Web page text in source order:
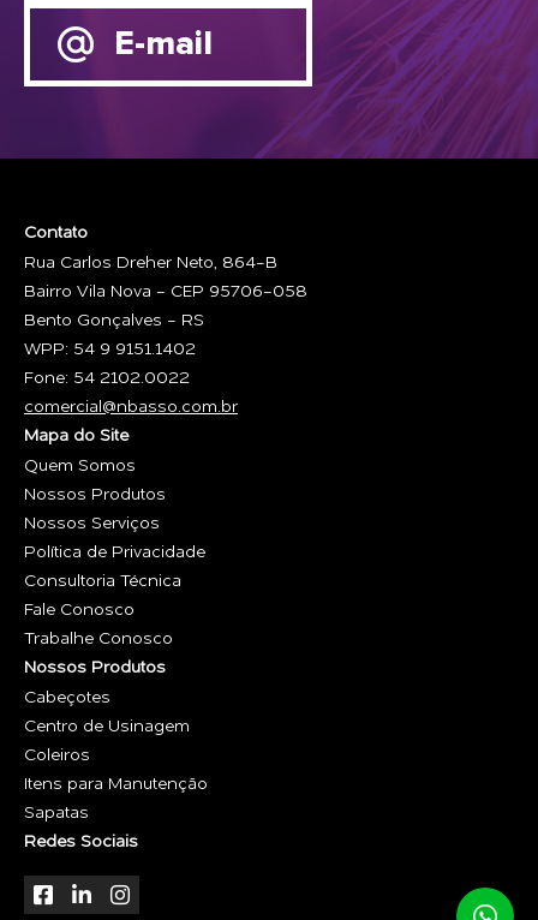
E-mail
Contato
Rua Carlos Dreher Neto, 864-B
Bairro Vila Nova - CEP 95706-058
Bento Gonçalves - RS
WPP: 54 9 9151.1402
Fone: 54 2102.0022
comercial@nbasso.com.br
Mapa do Site
Quem Somos
Nossos Produtos
Nossos Serviços
Política de Privacidade
Consultoria Técnica
Fale Conosco
Trabalhe Conosco
Nossos Produtos
Cabeçotes
Centro de Usinagem
Coleiros
Itens para Manutenção
Sapatas
Redes Sociais